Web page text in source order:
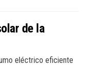
de la
eléctrico eficiente